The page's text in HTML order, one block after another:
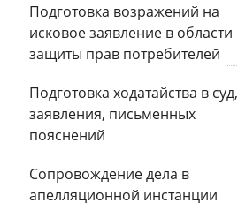
Подготовка возражений на
исковое заявление в области
защиты прав потребителей
Подготовка ходатайства в суд,
заявления, письменных
пояснений
Сопровождение дела в
апелляционной инстанции